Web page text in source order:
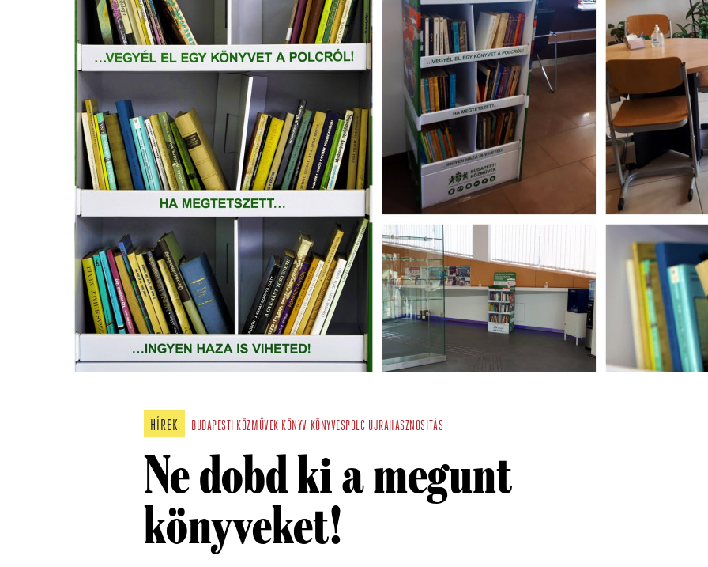
HÍREK BUDAPESTI KÖZMŰVEK KÖNYV KÖNYVESPOLC ÚJRAHASZNOSÍTÁS
Ne dobd ki a megunt
könyveket!